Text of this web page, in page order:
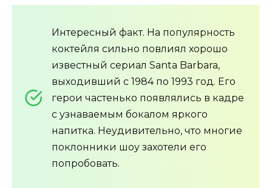
Интересный факт. На популярность
коктейля сильно повлиял хорошо
известный сериал Santa Barbara,
выходивший с 1984 по 1993 год. Его
герои частенько появлялись в кадре
с узнаваемым бокалом яркого
напитка. Неудивительно, что многие
поклонники шоу захотели его
попробовать.